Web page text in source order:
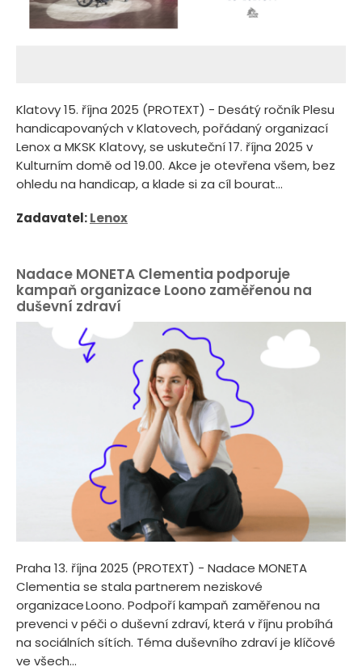
Klatovy 15. října 2025 (PROTEXT) - Desátý ročník Plesu
handicapovaných v Klatovech, pořádaný organizací
Lenox a MKSK Klatovy, se uskuteční 17. října 2025 v
Kulturním domě od 19.00. Akce je otevřena všem, bez
ohledu na handicap, a klade si za cíl bourat...
Zadavatel:Lenox
Nadace MONETA Clementia podporuje
kampaň organizace Loono zaměřenou na
duševní zdraví
Praha 13. října 2025 (PROTEXT) - Nadace MONETA
Clementia se stala partnerem neziskové
organizace Loono. Podpoří kampaň zaměřenou na
prevenci v péči o duševní zdraví, která v říjnu probíhá
na sociálních sítích. Téma duševního zdraví je klíčové
ve všech...